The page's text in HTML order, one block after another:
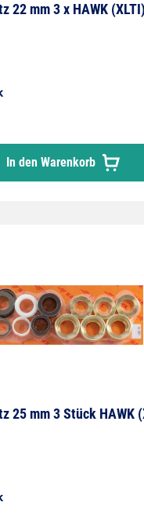
22 mm 3 x HAWK (XLTI)
In den Warenkorb
25 mm 3 Stück HAWK